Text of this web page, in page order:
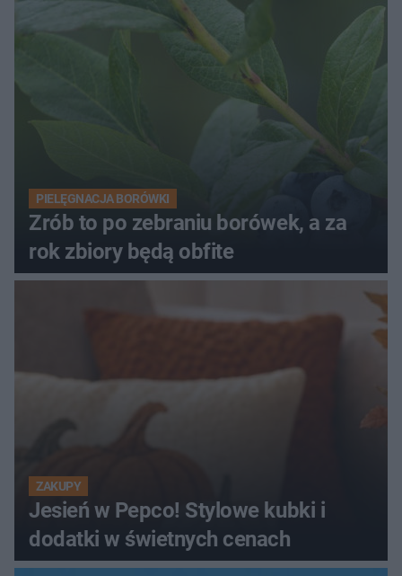
PIELĘGNACJA BORÓWKI
Zrób to po zebraniu borówek, a za
rok zbiory będą obfite
ZAKUPY
Jesień w Pepco! Stylowe kubki i
dodatki w świetnych cenach